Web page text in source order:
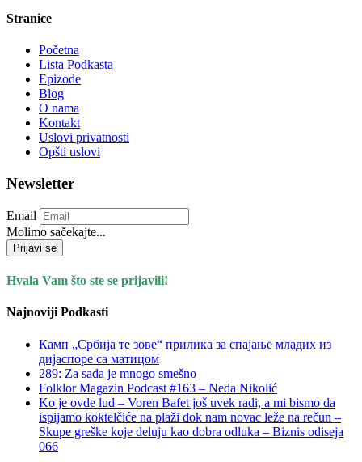
Stranice
Početna
Lista Podkasta
Epizode
Blog
O nama
Kontakt
Uslovi privatnosti
Opšti uslovi
Newsletter
Email
Molimo sačekajte...
Prijavi se
Hvala Vam što ste se prijavili!
Najnoviji Podkasti
Камп „Србија те зове“ прилика за спајање младих из
дијаспоре са матицом
289: Za sada je mnogo smešno
Folklor Magazin Podcast #163 – Neda Nikolić
Ko je ovde lud – Voren Bafet još uvek radi, a mi bismo da
ispijamo koktelčiće na plaži dok nam novac leže na rečun –
Skupe greške koje deluju kao dobra odluka – Biznis odiseja
066